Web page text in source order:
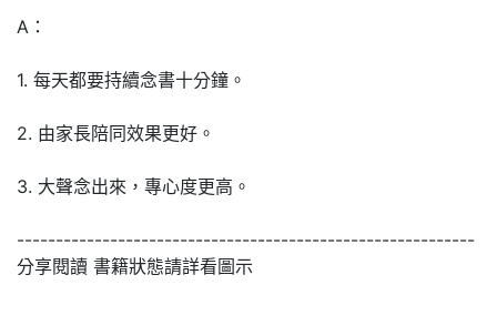
A：
1. 每天都要持續念書十分鐘。
2. 由家長陪同效果更好。
3. 大聲念出來，專心度更高。
-----------------------------------------------------------
分享閱讀 書籍狀態請詳看圖示